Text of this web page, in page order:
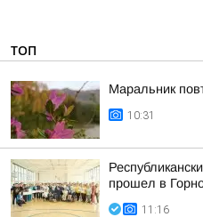
ТОП
Маральник
10:31
прошел в
11:16